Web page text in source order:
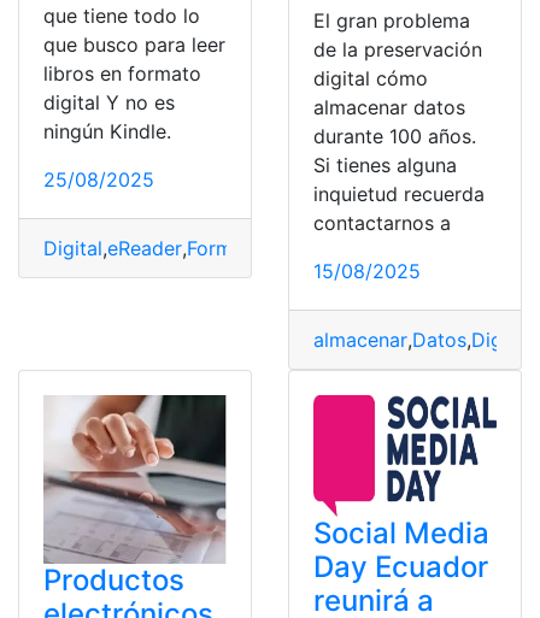
que tiene todo lo
que busco para leer
libros en formato
digital Y no es
ningún Kindle.
25/08/2025
Digital,eReader,Formato
El gran problema
de la preservación
digital cómo
almacenar datos
durante 100 años.
Si tienes alguna
inquietud recuerda
contactarnos a
15/08/2025
almacenar,Datos,Digital
Productos
Social Media
Day Ecuador
reunirá a